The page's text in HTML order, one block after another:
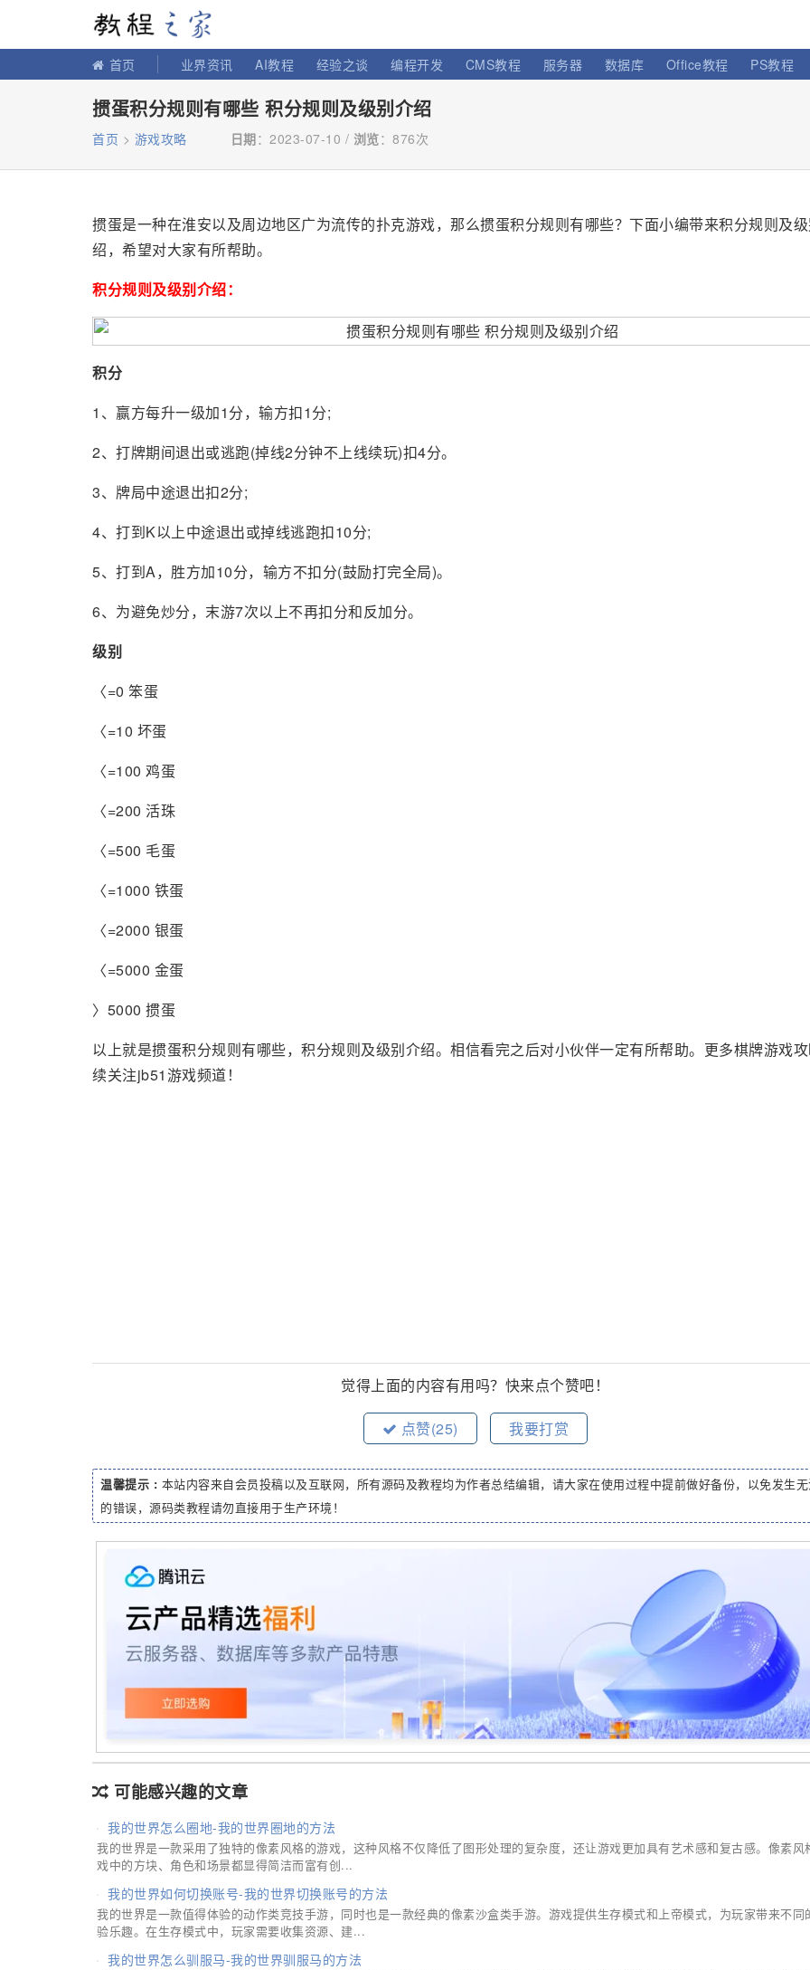
首页 业界资讯 AI教程 经验之谈 编程开发 CMS教程 服务器 数据库 Office教程 PS教程
掼蛋积分规则有哪些 积分规则及级别介绍
首页 > 游戏攻略 日期：2023-07-10 / 浏览： 876次
掼蛋是一种在淮安以及周边地区广为流传的扑克游戏，那么掼蛋积分规则有哪些？下面小编带来积分规则及
绍，希望对大家有所帮助。
积分规则及级别介绍：
积分
1、赢方每升一级加1分，输方扣1分;
2、打牌期间退出或逃跑(掉线2分钟不上线续玩)扣4分。
3、牌局中途退出扣2分;
4、打到K以上中途退出或掉线逃跑扣10分;
5、打到A，胜方加10分，输方不扣分(鼓励打完全局)。
6、为避免炒分，末游7次以上不再扣分和反加分。
级别
〈=0 笨蛋
〈=10 坏蛋
〈=100 鸡蛋
〈=200 活珠
〈=500 毛蛋
〈=1000 铁蛋
〈=2000 银蛋
〈=5000 金蛋
〉5000 掼蛋
以上就是掼蛋积分规则有哪些，积分规则及级别介绍。相信看完之后对小伙伴一定有所帮助。更多棋牌游戏
续关注jb51游戏频道！
觉得上面的内容有用吗？快来点个赞吧！
点赞(25) 我要打赏
温馨提示 : 本站内容来自会员投稿以及互联网，所有源码及教程均为作者总结编辑，请大家在使用过程中提前做好备份，以免发生
的错误，源码类教程请勿直接用于生产环境！
可能感兴趣的文章
我的世界怎么圈地-我的世界圈地的方法
我的世界是一款采用了独特的像素风格的游戏，这种风格不仅降低了图形处理的复杂度，还让游戏更加具有艺术感和复古感。像素风
戏中的方块、角色和场景都显得简洁而富有创...
我的世界如何切换账号-我的世界切换账号的方法
我的世界是一款值得体验的动作类竞技手游，同时也是一款经典的像素沙盒类手游。游戏提供生存模式和上帝模式，为玩家带来不同
验乐趣。在生存模式中，玩家需要收集资源、建...
我的世界怎么驯服马-我的世界驯服马的方法